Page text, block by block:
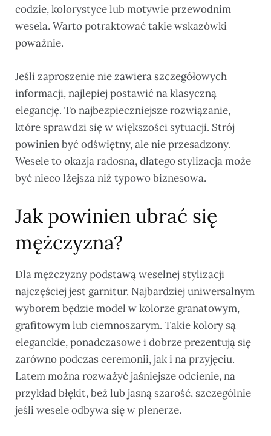
codzie, kolorystyce lub motywie przewodnim
wesela. Warto potraktować takie wskazówki
poważnie.
Jeśli zaproszenie nie zawiera szczegółowych
informacji, najlepiej postawić na klasyczną
elegancję. To najbezpieczniejsze rozwiązanie,
które sprawdzi się w większości sytuacji. Strój
powinien być odświętny, ale nie przesadzony.
Wesele to okazja radosna, dlatego stylizacja może
być nieco lżejsza niż typowo biznesowa.
Jak powinien ubrać się
mężczyzna?
Dla mężczyzny podstawą weselnej stylizacji
najczęściej jest garnitur. Najbardziej uniwersalnym
wyborem będzie model w kolorze granatowym,
grafitowym lub ciemnoszarym. Takie kolory są
eleganckie, ponadczasowe i dobrze prezentują się
zarówno podczas ceremonii, jak i na przyjęciu.
Latem można rozważyć jaśniejsze odcienie, na
przykład błękit, beż lub jasną szarość, szczególnie
jeśli wesele odbywa się w plenerze.